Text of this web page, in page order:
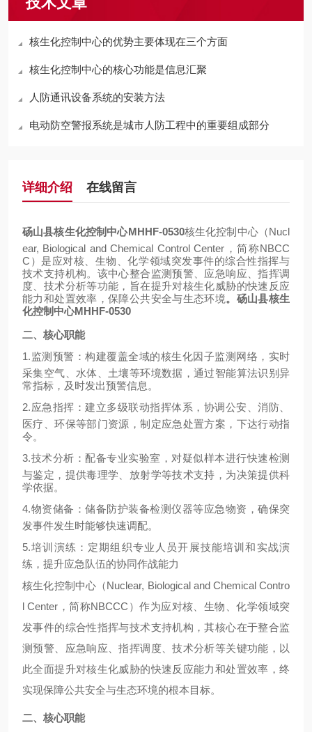
核生化控制中心的优势主要体现在三个方面
核生化控制中心的核心功能是信息汇聚
人防通讯设备系统的安装方法
电动防空警报系统是城市人防工程中的重要组成部分
详细介绍 在线留言
砀山县核生化控制中心MHHF-0530核生化控制中心（Nucl
ear, Biological and Chemical Control Center，简称NBCC
C）是应对核、生物、化学领域突发事件的综合性指挥与
技术支持机构。该中心整合监测预警、应急响应、指挥调
度、技术分析等功能，旨在提升对核生化威胁的快速反应
能力和处置效率，保障公共安全与生态环境。 砀山县核生
化控制中心MHHF-0530
二、核心职能
1.监测预警 ：构建覆盖全域的核生化因子监测网络，实时
采集空气、水体、土壤等环境数据，通过智能算法识别异
常指标，及时发出预警信息。
2.应急指挥 ：建立多级联动指挥体系，协调公安、消防、
医疗、环保等部门资源，制定应急处置方案，下达行动指
令。
3.技术分析 ：配备专业实验室，对疑似样本进行快速检测
与鉴定，提供毒理学、放射学等技术支持，为决策提供科
学依据。
4.物资储备 ：储备防护装备检测仪器等应急物资，确保突
发事件发生时能够快速调配。
5.培训演练 ：定期组织专业人员开展技能培训和实战演
练，提升应急队伍的协同作战能力
核生化控制中心（Nuclear, Biological and Chemical Contro
l Center ，简称NBCCC ）作为应对核、生物、化学领域突
发事件的综合性指挥与技术支持机构，其核心在于整合监
测预警、应急响应、指挥调度、技术分析等关键功能，以
此全面提升对核生化威胁的快速反应能力和处置效率，终
实现保障公共安全与生态环境的根本目标。
二、核心职能